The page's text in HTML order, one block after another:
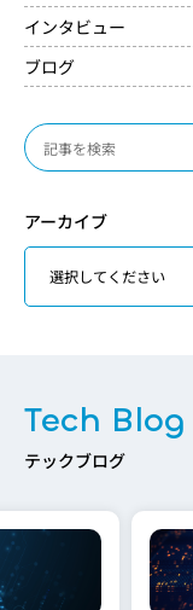
インタビュー
ブログ
アーカイブ
Tech Blog
テックブログ